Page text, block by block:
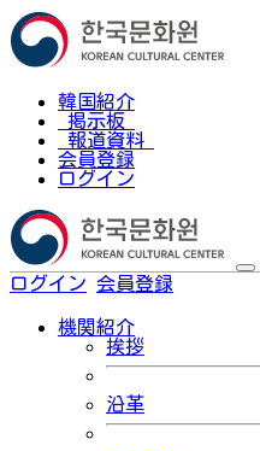
韓国紹介
掲示板
報道資料
会員登録
ログイン
ログイン 会員登録
機関紹介
挨拶
沿革